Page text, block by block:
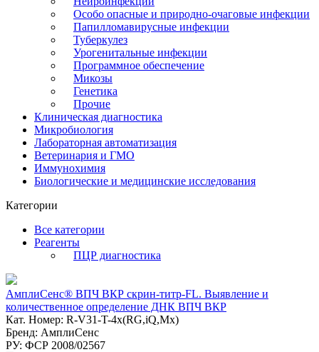
Особо опасные и природно-очаговые инфекции
Папилломавирусные инфекции
Туберкулез
Урогенитальные инфекции
Программное обеспечение
Микозы
Генетика
Прочие
Клиническая диагностика
Микробиология
Лабораторная автоматизация
Ветеринария и ГМО
Иммунохимия
Биологические и медицинские исследования
Категории
Все категории
Реагенты
ПЦР диагностика
АмплиСенс® ВПЧ ВКР скрин-титр-FL. Выявление и
количественное определение ДНК ВПЧ ВКР
Кат. Номер: R-V31-T-4x(RG,iQ,Mx)
Бренд: АмплиСенс
РУ: ФСР 2008/02567